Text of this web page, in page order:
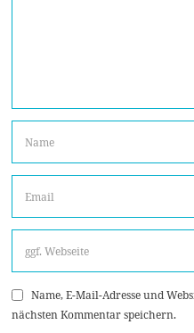
Name, E-Mail-Adresse und
nächsten Kommentar speichern.